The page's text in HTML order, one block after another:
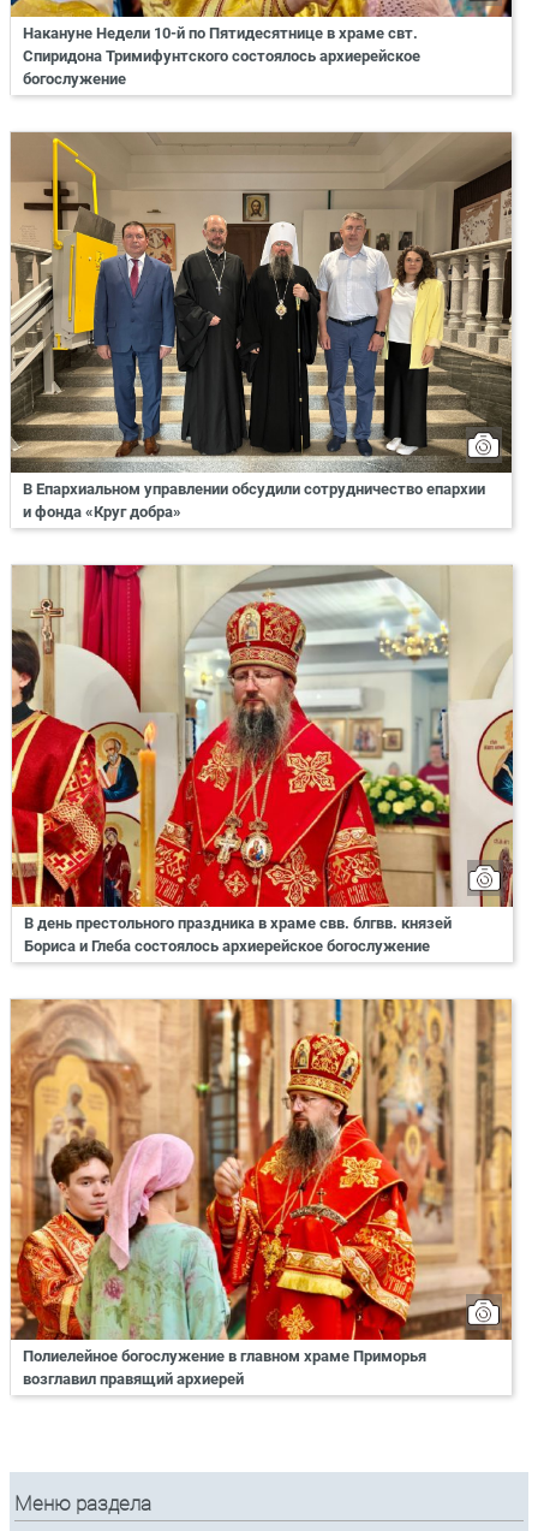
Накануне Недели 10-й по Пятидесятнице в храме свт.
Спиридона Тримифунтского состоялось архиерейское
богослужение
В Епархиальном управлении обсудили сотрудничество епархии
и фонда «Круг добра»
В день престольного праздника в храме свв. блгвв. князей
Бориса и Глеба состоялось архиерейское богослужение
Полиелейное богослужение в главном храме Приморья
возглавил правящий архиерей
Меню раздела